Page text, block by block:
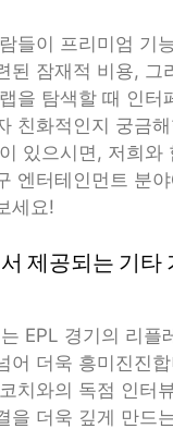
들이 프리미엄 기
된 잠재적 비용, 그
을 탐색할 때 인터
친화적인지 궁금
있으시면, 저희와
엔터테인먼트 분
세요!
제공되는 기타
EPL 경기의 리플
어 더욱 흥미진진
치와의 독점 인터
을 더욱 깊게 만드